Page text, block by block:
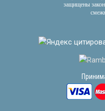
защищены